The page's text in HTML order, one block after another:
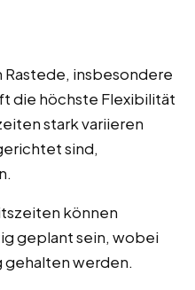
Rastede, insbesondere
die höchste Flexibilität
stark variieren
sind,
können
geplant sein, wobei
gehalten werden.